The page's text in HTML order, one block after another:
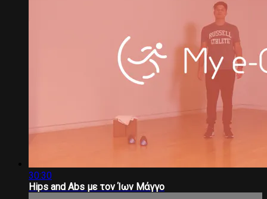
30:30
Hips and Abs με τον Ίων Μάγγο